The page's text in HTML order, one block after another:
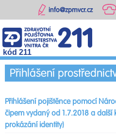
info@zpmvcr.cz
kód 211
Přihlášení
Přihlášení pojištěnce pomocí
čipem vydaný od 1.7.2018 a další
prokázání identity)